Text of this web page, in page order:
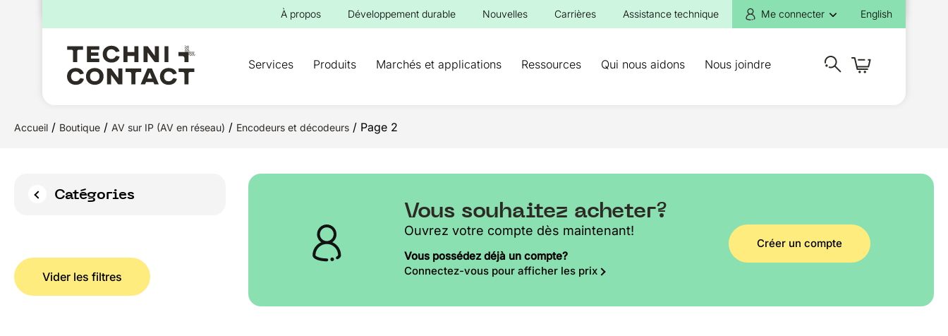
À propos Développement durable Nouvelles Carrières Assistance technique Me connecter English
Services Produits Marchés et applications Ressources Qui nous aidons Nous joindre
pour :
Accueil / Boutique / AV sur IP (AV en réseau) / Encodeurs et décodeurs / Page 2
Catégories
Vider les filtres
Vous souhaitez acheter?
Ouvrez votre compte dès maintenant!
Vous possédez déjà un compte?
Connectez-vous pour afficher les prix
Créer un compte